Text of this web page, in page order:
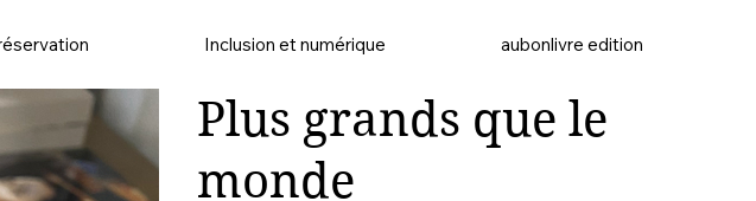
Inclusion et numérique aubonlivre edition
Plus grands que le
monde